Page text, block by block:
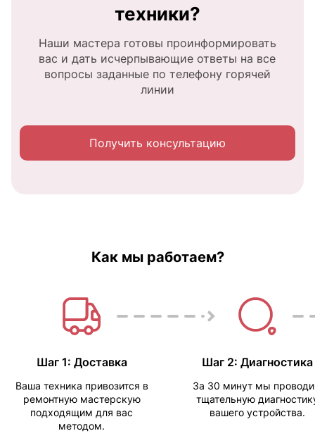
техники?
Наши мастера готовы проинформировать
вас и дать исчерпывающие ответы на все
вопросы заданные по телефону горячей
линии
Получить консультацию
Как мы работаем?
Шаг 1: Доставка
Ваша техника привозится в
ремонтную мастерскую
подходящим для вас
методом.
Шаг 2: Диагностика
За 30 минут мы
тщательную
вашего устройства.